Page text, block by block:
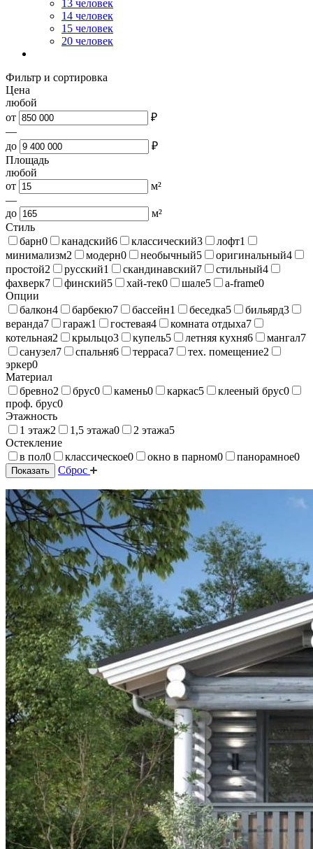
13 человек
14 человек
15 человек
20 человек
Фильтр и сортировка
Цена
любой
от
₽
—
до
₽
Площадь
любой
от
м²
—
до
м²
Стиль
барн0 канадский6 классический3 лофт1
минимализм2 модерн0 необычный5 оригинальный4
простой2 русский1 скандинавский7 стильный4
фахверк7 финский5 хай-тек0 шале5 a-frame0
Опции
балкон4 барбекю7 бассейн1 беседка5 бильярд3
веранда7 гараж1 гостевая4 комната отдыха7
котельная2 крыльцо3 купель5 летняя кухня6 мангал7
санузел7 спальня6 терраса7 тех. помещение2
эркер0
Материал
бревно2 брус0 камень0 каркас5 клееный брус0
проф. брус0
Этажность
1 этаж2 1,5 этажа0 2 этажа5
Остекление
в пол0 классическое0 окно в парном0 панорамное0
Показать Сброс